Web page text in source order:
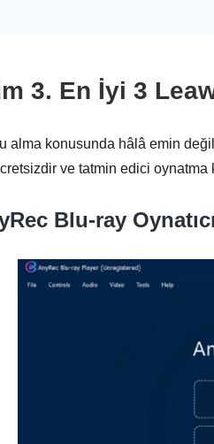
3. En İyi 3
alma konusunda hâlâ emin
ve tatmin edici
Blu-ray Oynatıcı